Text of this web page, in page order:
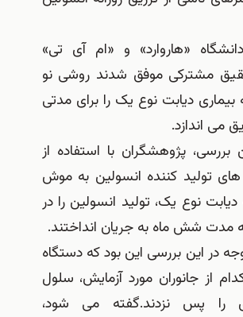
«هاروارد» و «ام آی تی»
مشترکی موفق شدند روشی نو
بیماری دیابت نوع یک را برای مدتی
می اندازد.
پژوهشگران با استفاده از
تولید کننده انسولین به موش
نوع یک، تولید انسولین را در
مدت شش ماه به جریان انداختند.
در این بررسی این بود که دستگاه
از جانوران مورد آزمایش، سلول
را پس نزدند.گفته می شود،